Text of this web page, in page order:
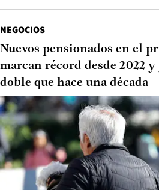
NEGOCIOS
Nuevos pensionados en el
marcan récord desde 2022
doble que hace una década